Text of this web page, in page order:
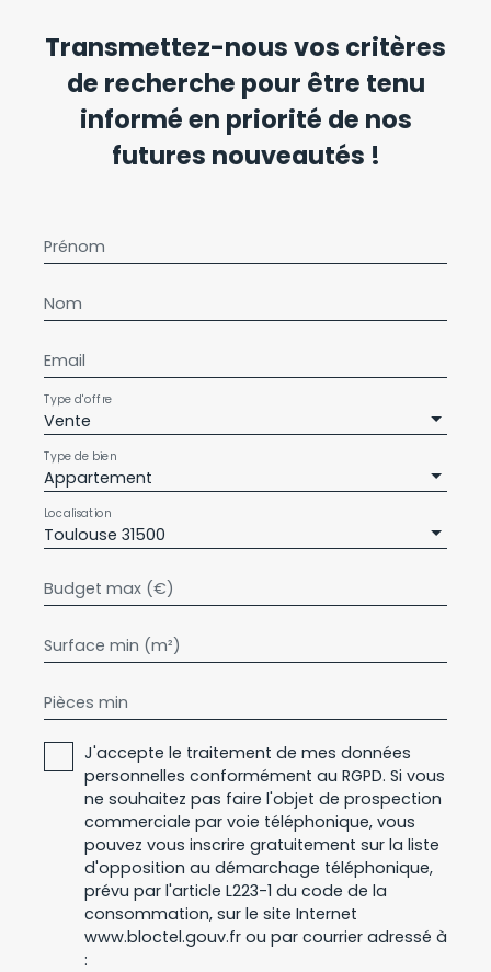
Transmettez-nous vos critères
de recherche pour être tenu
informé en priorité de nos
futures nouveautés !
Prénom
Nom
Email
Vente
Type d'offre
Appartement
Type de bien
Toulouse 31500
Localisation
Budget max (€)
Surface min (m²)
Pièces min
J'accepte le traitement de mes données
personnelles conformément au RGPD. Si vous
ne souhaitez pas faire l'objet de prospection
commerciale par voie téléphonique, vous
pouvez vous inscrire gratuitement sur la liste
d'opposition au démarchage téléphonique,
prévu par l'article L223-1 du code de la
consommation, sur le site Internet
www.bloctel.gouv.fr ou par courrier adressé à
: